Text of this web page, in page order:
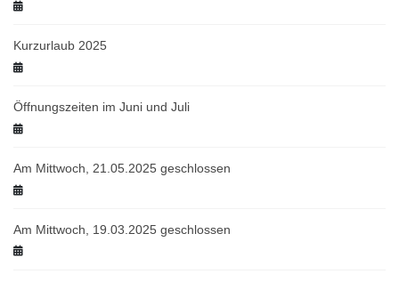
Kurzurlaub 2025
Öffnungszeiten im Juni und Juli
Am Mittwoch, 21.05.2025 geschlossen
Am Mittwoch, 19.03.2025 geschlossen